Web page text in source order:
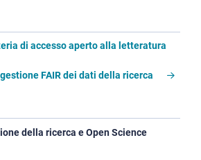
di accesso aperto alla letteratura
FAIR dei dati della ricerca
della ricerca e Open Science